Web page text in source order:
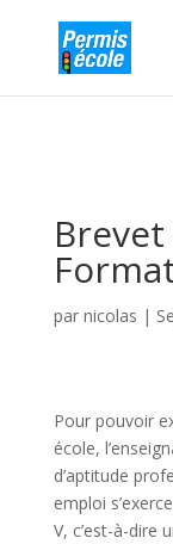
par nicolas |
Pour pouvoir
école,
d’aptitude
emploi
V, c’est-à-dire